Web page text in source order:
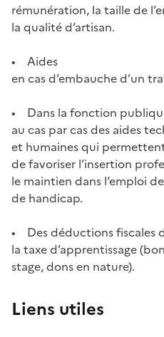
rémunération, la taille de
la qualité d’artisan.
• Aides
en cas d’embauche d’un
• Dans la fonction
au cas par cas des aides
et humaines qui
de favoriser l’insertion
le maintien dans l’emploi
de handicap.
• Des déductions fiscales
la taxe d’apprentissage
stage, dons en nature).
Liens utiles